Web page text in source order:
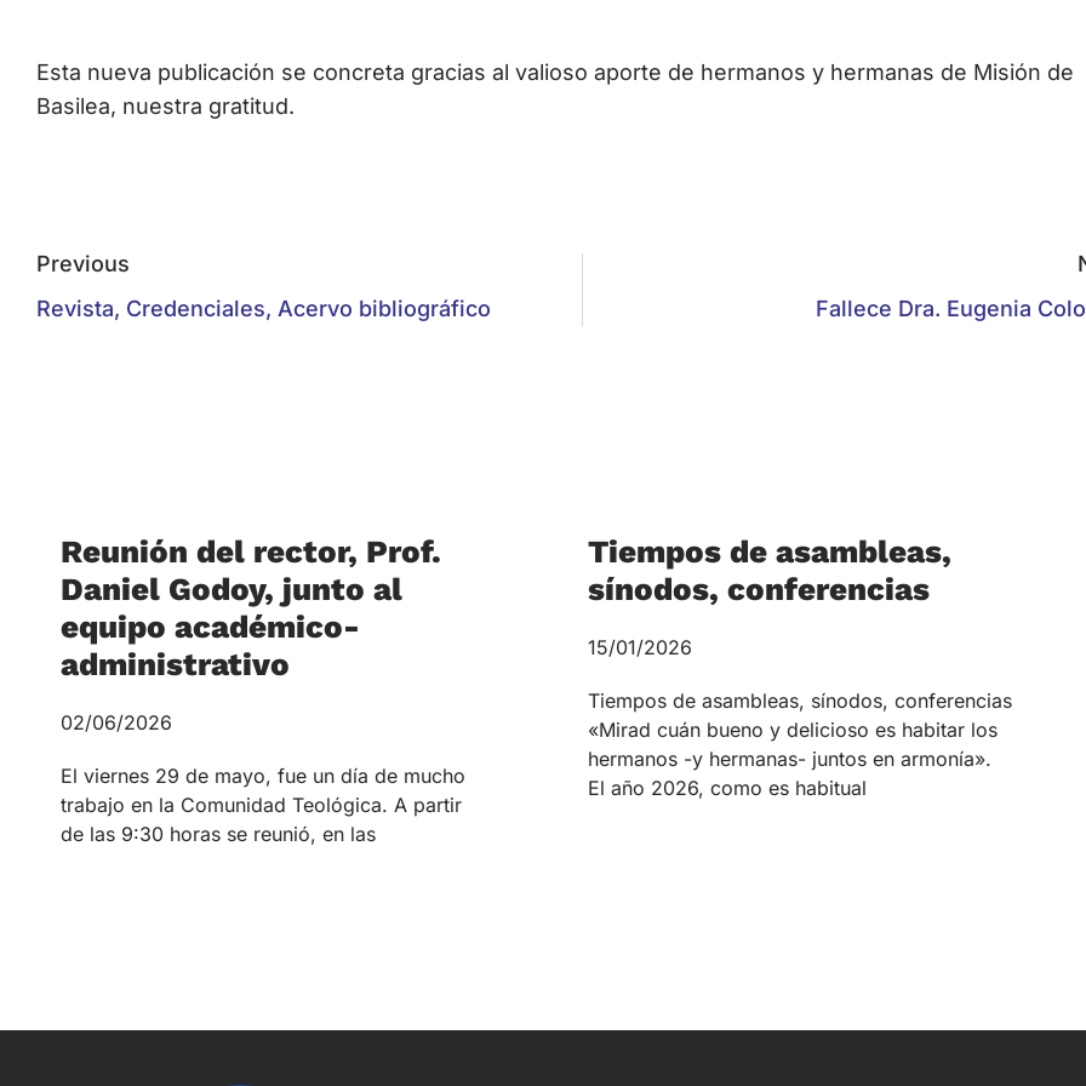
Esta nueva publicación se concreta gracias al valioso aporte de hermanos y hermanas de Misión de
Basilea, nuestra gratitud.
Previous
Revista, Credenciales, Acervo bibliográfico
Fallece Dra. Eugenia
Reunión del rector, Prof.
Daniel Godoy, junto al
equipo académico-
administrativo
02/06/2026
El viernes 29 de mayo, fue un día de mucho
trabajo en la Comunidad Teológica. A partir
de las 9:30 horas se reunió, en las
Tiempos de asambleas,
sínodos, conferencias
15/01/2026
Tiempos de asambleas, sínodos, conferencias
«Mirad cuán bueno y delicioso es habitar los
hermanos -y hermanas- juntos en armonía».
El año 2026, como es habitual